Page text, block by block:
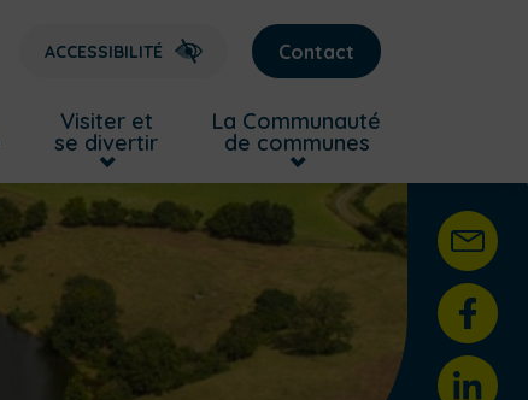
ACCESSIBILITÉ Contact
Visiter et
se divertir
La Communauté
de communes